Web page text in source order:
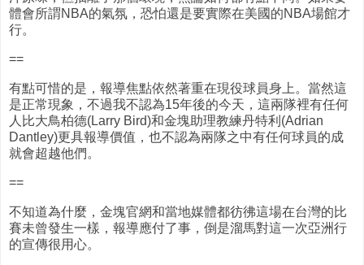
體會所謂NBA的氣氛，恐怕還是要實際在美國的NBA場館才
行。
==
有點可惜的是，報導焦點依然著重在現役球員身上。當然這
是正常現象，不過我不認為15年後的今天，這兩隊裡有任何
人比大鳥柏德(Larry Bird)和金塊助理教練丹特利(Adrian
Dantley)更具報導價值，也不認為兩隊之中有任何球員的成
就會超越他們。
==
不知道為什麼，金塊官網和當地媒體都彷彿這場在台灣的比
賽未曾發生一樣，報導應付了事，倒是溜馬對這一次亞洲行
的宣傳很用心。